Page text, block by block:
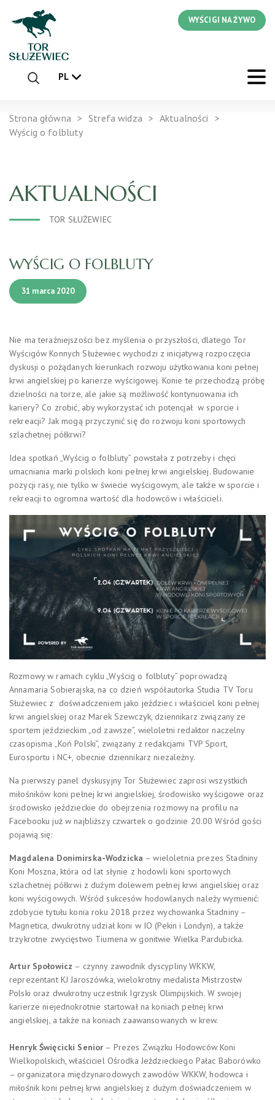
WYŚCIGI NA ŻYWO
PL
Strona główna Strefa widza
Aktualności
Wyścig o folbluty
AKTUALNOŚCI
TOR SŁUŻEWIEC
WYŚCIG O FOLBLUTY
31 marca 2020
Nie ma teraźniejszości bez myślenia o przyszłości, dlatego Tor
Wyścigów Konnych Służewiec wychodzi z inicjatywą rozpoczęcia
dyskusji o pożądanych kierunkach rozwoju użytkowania koni pełnej
krwi angielskiej po karierze wyścigowej. Konie te przechodzą próbę
dzielności na torze, ale jakie są możliwość kontynuowania ich
kariery? Co zrobić, aby wykorzystać ich potencjał w sporcie i
rekreacji? Jak mogą przyczynić się do rozwoju koni sportowych
szlachetnej półkrwi?
Idea spotkań „Wyścig o folbluty” powstała z potrzeby i chęci
umacniania marki polskich koni pełnej krwi angielskiej. Budowanie
pozycji rasy, nie tylko w świecie wyścigowym, ale także w sporcie i
rekreacji to ogromna wartość dla hodowców i właścicieli.
Rozmowy w ramach cyklu „Wyścig o folbluty” poprowadzą
Annamaria Sobierajska, na co dzień współautorka Studia TV Toru
Służewiec z doświadczeniem jako jeździec i właściciel koni pełnej
krwi angielskiej oraz Marek Szewczyk, dziennikarz związany ze
sportem jeździeckim „od zawsze”, wieloletni redaktor naczelny
czasopisma „Koń Polski”, związany z redakcjami TVP Sport,
Eurosportu i NC+, obecnie dziennikarz niezależny.
Na pierwszy panel dyskusyjny Tor Służewiec zaprosi wszystkich
miłośników koni pełnej krwi angielskiej, środowisko wyścigowe oraz
środowisko jeździeckie do obejrzenia rozmowy na profilu na
Facebooku już w najbliższy czwartek o godzinie 20.00 Wśród gości
pojawią się:
Magdalena Donimirska-Wodzicka – wieloletnia prezes Stadniny
Koni Moszna, która od lat słynie z hodowli koni sportowych
szlachetnej półkrwi z dużym dolewem pełnej krwi angielskiej oraz
koni wyścigowych. Wśród sukcesów hodowlanych należy wymienić:
zdobycie tytułu konia roku 2018 przez wychowanka Stadniny –
Magnetica, dwukrotny udział koni w IO (Pekin i Londyn), a także
trzykrotne zwycięstwo Tiumena w gonitwie Wielka Pardubicka.
Artur Społowicz – czynny zawodnik dyscypliny WKKW,
reprezentant KJ Jaroszówka, wielokrotny medalista Mistrzostw
Polski oraz dwukrotny uczestnik Igrzysk Olimpijskich. W swojej
karierze niejednokrotnie startował na koniach pełnej krwi
angielskiej, a także na koniach zaawansowanych w krew.
Henryk Święcicki Senior – Prezes Związku Hodowców Koni
Wielkopolskich, właściciel Ośrodka Jeździeckiego Pałac Baborówko
– organizatora międzynarodowych zawodów WKKW, hodowca i
miłośnik koni pełnej krwi angielskiej z dużym doświadczeniem w